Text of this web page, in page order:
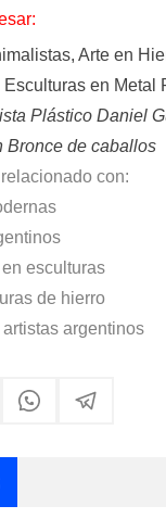
Arte en
Esculturas en
Plástico Daniel
Bronce de caballos
con:
esculturas
de hierro
argentinos